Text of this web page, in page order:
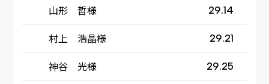
山形 哲様 29.14
村上 浩晶様 29.21
神谷 光様 29.25